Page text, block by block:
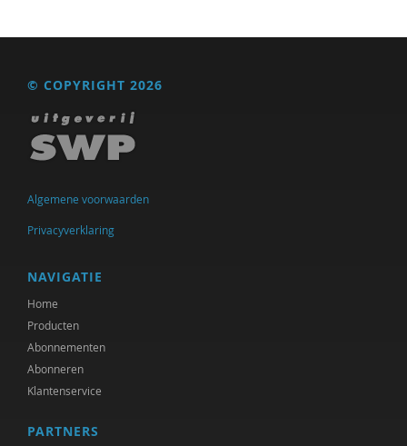
Remko Berkhout
Tannelie Blom
Laurine Blonk
Karianne den Boer
Antoinette Bolscher
Erik Borgman
Michiel Bos
© COPYRIGHT 2026
Algemene voorwaarden
Privacyverklaring
NAVIGATIE
Home
Producten
Abonnementen
Abonneren
Klantenservice
PARTNERS